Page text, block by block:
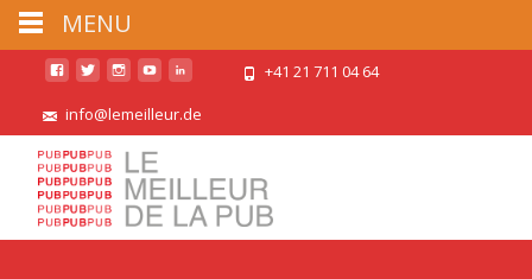
+41 21 711 04 64
info@lemeilleur.de
MENU